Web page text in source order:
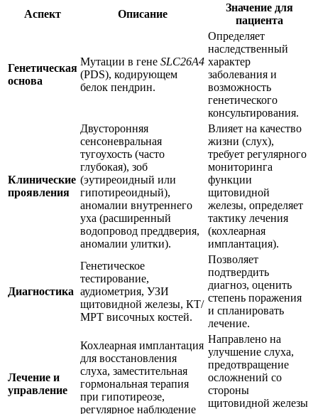
Аспект Описание
Значение для
пациента
Генетическая
основа
Мутации в гене SLC26A4
(PDS), кодирующем
белок пендрин.
Определяет
наследственный
характер
заболевания и
возможность
генетического
консультирования.
Клинические
проявления
Двусторонняя
сенсоневральная
тугоухость (часто
глубокая), зоб
(эутиреоидный или
гипотиреоидный),
аномалии внутреннего
уха (расширенный
водопровод преддверия,
аномалии улитки).
Влияет на качество
жизни (слух),
требует регулярного
мониторинга
функции
щитовидной
железы, определяет
тактику лечения
(кохлеарная
имплантация).
Диагностика
Генетическое
тестирование,
аудиометрия, УЗИ
щитовидной железы, КТ/
МРТ височных костей.
Позволяет
подтвердить
диагноз, оценить
степень поражения
и спланировать
лечение.
Лечение и
управление
Кохлеарная имплантация
для восстановления
слуха, заместительная
гормональная терапия
при гипотиреозе,
регулярное наблюдение
Направлено на
улучшение слуха,
предотвращение
осложнений со
стороны
щитовидной железы